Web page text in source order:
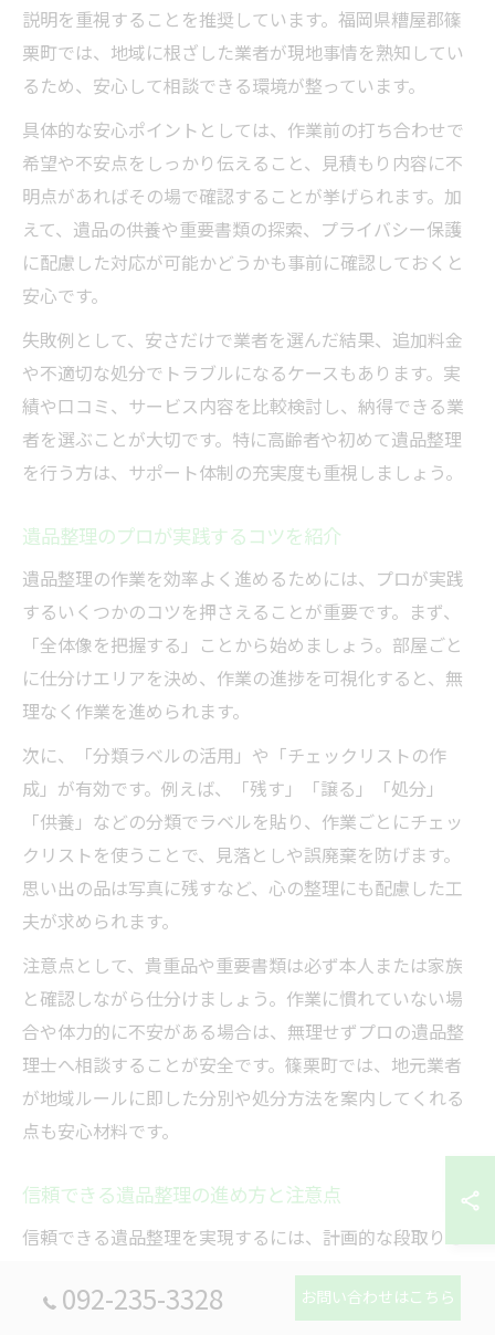
説明を重視することを推奨しています。福岡県糟屋郡篠
栗町では、地域に根ざした業者が現地事情を熟知してい
るため、安心して相談できる環境が整っています。
具体的な安心ポイントとしては、作業前の打ち合わせで
希望や不安点をしっかり伝えること、見積もり内容に不
明点があればその場で確認することが挙げられます。加
えて、遺品の供養や重要書類の探索、プライバシー保護
に配慮した対応が可能かどうかも事前に確認しておくと
安心です。
失敗例として、安さだけで業者を選んだ結果、追加料金
や不適切な処分でトラブルになるケースもあります。実
績や口コミ、サービス内容を比較検討し、納得できる業
者を選ぶことが大切です。特に高齢者や初めて遺品整理
を行う方は、サポート体制の充実度も重視しましょう。
遺品整理のプロが実践するコツを紹介
遺品整理の作業を効率よく進めるためには、プロが実践
するいくつかのコツを押さえることが重要です。まず、
「全体像を把握する」ことから始めましょう。部屋ごと
に仕分けエリアを決め、作業の進捗を可視化すると、無
理なく作業を進められます。
次に、「分類ラベルの活用」や「チェックリストの作
成」が有効です。例えば、「残す」「譲る」「処分」
「供養」などの分類でラベルを貼り、作業ごとにチェッ
クリストを使うことで、見落としや誤廃棄を防げます。
思い出の品は写真に残すなど、心の整理にも配慮した工
夫が求められます。
注意点として、貴重品や重要書類は必ず本人または家族
と確認しながら仕分けましょう。作業に慣れていない場
合や体力的に不安がある場合は、無理せずプロの遺品整
理士へ相談することが安全です。篠栗町では、地元業者
が地域ルールに即した分別や処分方法を案内してくれる
点も安心材料です。
信頼できる遺品整理の進め方と注意点
信頼できる遺品整理を実現するには、計画的な段取りと
トラブル防止策が不可欠です。まず、遺品整理の全体ス
ケジュールを立て、関係者間で共有しましょう。事前に
092-235-3328 お問い合わせはこちら